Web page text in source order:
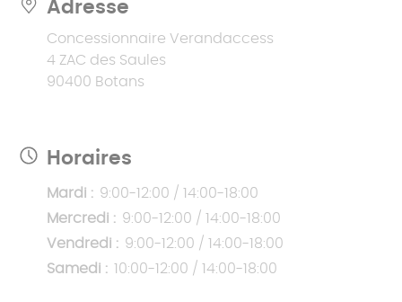
Adresse
Concessionnaire Verandaccess
4 ZAC des Saules
90400 Botans
Horaires
Mardi : 9:00-12:00 / 14:00-18:00
Mercredi : 9:00-12:00 / 14:00-18:00
Vendredi : 9:00-12:00 / 14:00-18:00
Samedi : 10:00-12:00 / 14:00-18:00